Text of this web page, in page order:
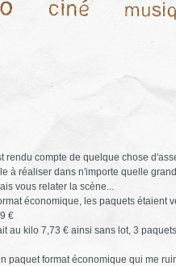
rendu compte de quelque chose
à réaliser dans n'importe quelle
vous relater la scène...
économique, les paquets étaient
€
au kilo 7,73 € ainsi sans lot, 3
paquet format économique qui me